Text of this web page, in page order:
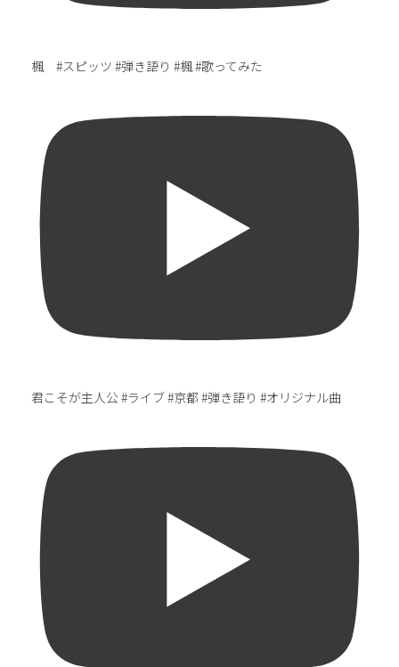
楓 #スピッツ #弾き語り #楓 #歌ってみた
君こそが主人公 #ライブ #京都 #弾き語り #オリジナル曲